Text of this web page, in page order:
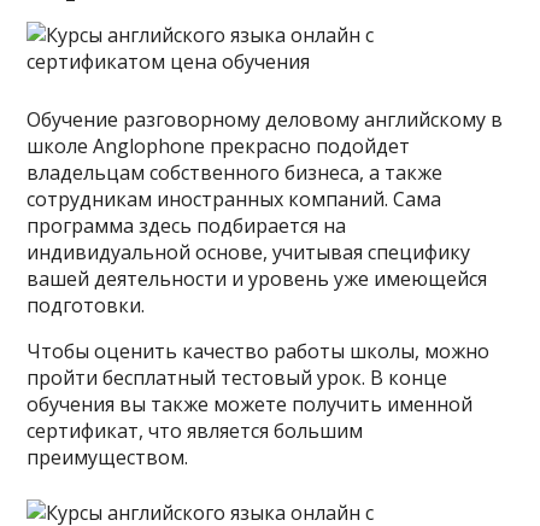
Обучение разговорному деловому английскому в
школе Anglophone прекрасно подойдет
владельцам собственного бизнеса, а также
сотрудникам иностранных компаний. Сама
программа здесь подбирается на
индивидуальной основе, учитывая специфику
вашей деятельности и уровень уже имеющейся
подготовки.
Чтобы оценить качество работы школы, можно
пройти бесплатный тестовый урок. В конце
обучения вы также можете получить именной
сертификат, что является большим
преимуществом.